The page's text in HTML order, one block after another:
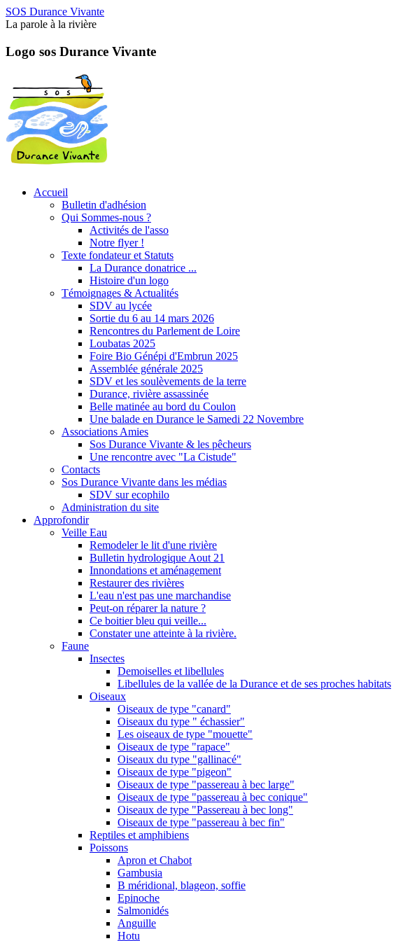
SOS Durance Vivante
La parole à la rivière
Logo sos Durance Vivante
Accueil
Bulletin d'adhésion
Qui Sommes-nous ?
Activités de l'asso
Notre flyer !
Texte fondateur et Statuts
La Durance donatrice ...
Histoire d'un logo
Témoignages & Actualités
SDV au lycée
Sortie du 6 au 14 mars 2026
Rencontres du Parlement de Loire
Loubatas 2025
Foire Bio Génépi d'Embrun 2025
Assemblée générale 2025
SDV et les soulèvements de la terre
Durance, rivière assassinée
Belle matinée au bord du Coulon
Une balade en Durance le Samedi 22 Novembre
Associations Amies
Sos Durance Vivante & les pêcheurs
Une rencontre avec "La Cistude"
Contacts
Sos Durance Vivante dans les médias
SDV sur ecophilo
Administration du site
Approfondir
Veille Eau
Remodeler le lit d'une rivière
Bulletin hydrologique Aout 21
Innondations et aménagement
Restaurer des rivières
L'eau n'est pas une marchandise
Peut-on réparer la nature ?
Ce boitier bleu qui veille...
Constater une atteinte à la rivière.
Faune
Insectes
Demoiselles et libellules
Libellules de la vallée de la Durance et de ses proches habitats
Oiseaux
Oiseaux de type "canard"
Oiseaux du type " échassier"
Les oiseaux de type "mouette"
Oiseaux de type "rapace"
Oiseaux du type "gallinacé"
Oiseaux de type "pigeon"
Oiseaux de type "passereau à bec large"
Oiseaux de type "passereau à bec conique"
Oiseaux de type "Passereau à bec long"
Oiseaux de type "passereau à bec fin"
Reptiles et amphibiens
Poissons
Apron et Chabot
Gambusia
B méridional, blageon, soffie
Epinoche
Salmonidés
Anguille
Hotu